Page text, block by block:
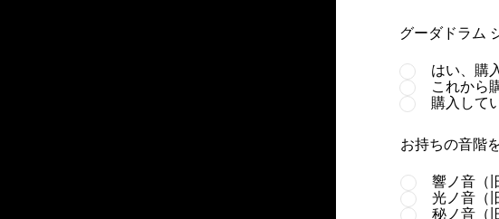
グーダドラム
はい、購
これから
購入して
お持ちの音階
響ノ音（
光ノ音（
秘ノ音（